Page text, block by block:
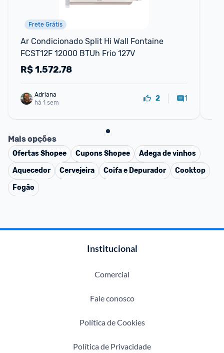
Frete Grátis
Ar Condicionado Split Hi Wall Fontaine
FCST12F 12000 BTUh Frio 127V
R$1.572,78
Adriana
há 1 sem
2 1
Mais opções
OfertasShopee CuponsShopee
Adega de vinhos
Aquecedor
Cervejeira Coifa e Depurador
Cooktop
Fogão
Institucional
Comercial
Fale conosco
Política de Cookies
Política de Privacidade